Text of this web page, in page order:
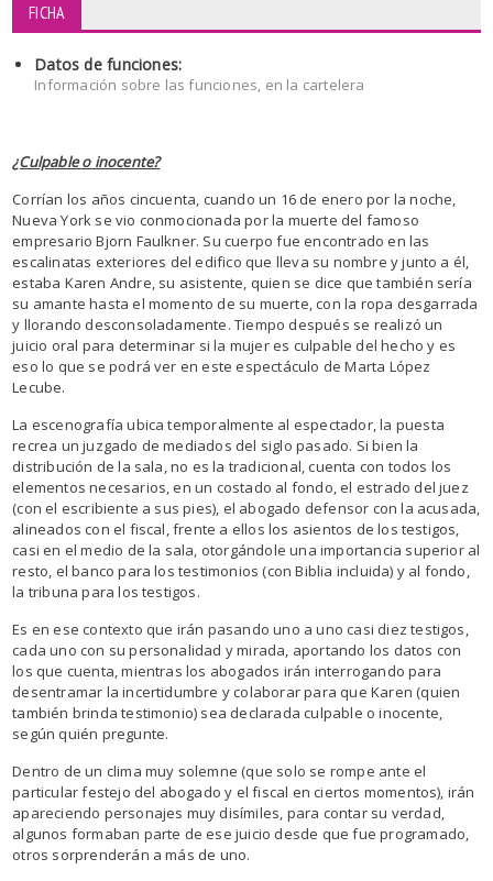
FICHA
Datos de funciones:
Información sobre las funciones, en la cartelera
¿Culpable o inocente?
Corrían los años cincuenta, cuando un 16 de enero por la noche,
Nueva York se vio conmocionada por la muerte del famoso
empresario Bjorn Faulkner. Su cuerpo fue encontrado en las
escalinatas exteriores del edifico que lleva su nombre y junto a él,
estaba Karen Andre, su asistente, quien se dice que también sería
su amante hasta el momento de su muerte, con la ropa desgarrada
y llorando desconsoladamente. Tiempo después se realizó un
juicio oral para determinar si la mujer es culpable del hecho y es
eso lo que se podrá ver en este espectáculo de Marta López
Lecube.
La escenografía ubica temporalmente al espectador, la puesta
recrea un juzgado de mediados del siglo pasado. Si bien la
distribución de la sala, no es la tradicional, cuenta con todos los
elementos necesarios, en un costado al fondo, el estrado del juez
(con el escribiente a sus pies), el abogado defensor con la acusada,
alineados con el fiscal, frente a ellos los asientos de los testigos,
casi en el medio de la sala, otorgándole una importancia superior al
resto, el banco para los testimonios (con Biblia incluida) y al fondo,
la tribuna para los testigos.
Es en ese contexto que irán pasando uno a uno casi diez testigos,
cada uno con su personalidad y mirada, aportando los datos con
los que cuenta, mientras los abogados irán interrogando para
desentramar la incertidumbre y colaborar para que Karen (quien
también brinda testimonio) sea declarada culpable o inocente,
según quién pregunte.
Dentro de un clima muy solemne (que solo se rompe ante el
particular festejo del abogado y el fiscal en ciertos momentos), irán
apareciendo personajes muy disímiles, para contar su verdad,
algunos formaban parte de ese juicio desde que fue programado,
otros sorprenderán a más de uno.